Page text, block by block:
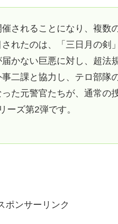
されることになり、複数
れたのは、「三日月の剣
かない巨悪に対し、超法
二課と協力し、テロ部隊
た元警官たちが、通常の
ーズ第2弾です。
ポンサーリンク